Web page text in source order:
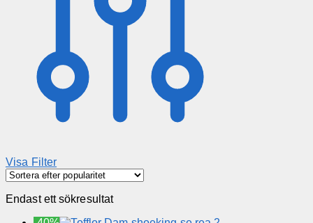
Visa Filter
Endast ett sökresultat